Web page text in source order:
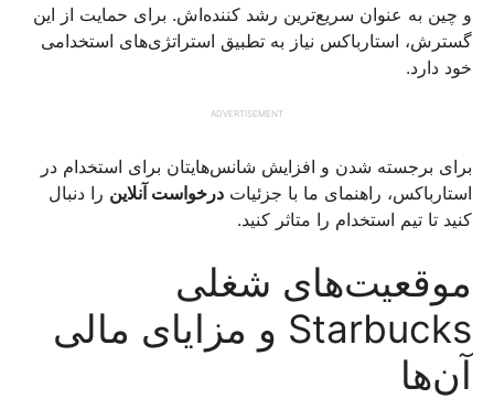
و چین به عنوان سریع‌ترین رشد کننده‌اش. برای حمایت از این
گسترش، استارباکس نیاز به تطبیق استراتژی‌های استخدامی
خود دارد.
ADVERTISEMENT
برای برجسته شدن و افزایش شانس‌هایتان برای استخدام در
استارباکس، راهنمای ما با جزئیات درخواست آنلاین‌ را دنبال
کنید تا تیم استخدام را متاثر کنید.
موقعیت‌های شغلی
Starbucks و مزایای مالی
آن‌ها